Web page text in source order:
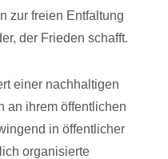
zur freien Entfaltung
der Frieden schafft.
einer nachhaltigen
an ihrem öffentlichen
in öffentlicher
organisierte